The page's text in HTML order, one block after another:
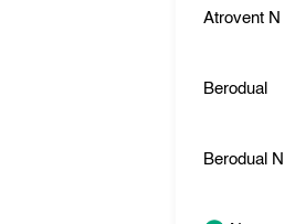
Atrovent N
Berodual
Berodual N